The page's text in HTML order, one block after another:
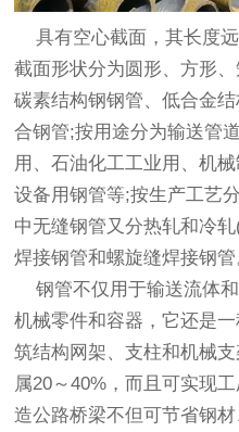
具有空心截面，其长度
截面形状分为圆形、方形
碳素结构钢钢管、低合金
合钢管;按用途分为输送管
用、石油化工工业用、机
设备用钢管等;按生产工艺
中无缝钢管又分热轧和冷
焊接钢管和螺旋缝焊接钢管
钢管不仅用于输送流体
机械零件和容器，它还是
筑结构网架、支柱和机械
属20～40%，而且可实现
造公路桥梁不但可节省钢